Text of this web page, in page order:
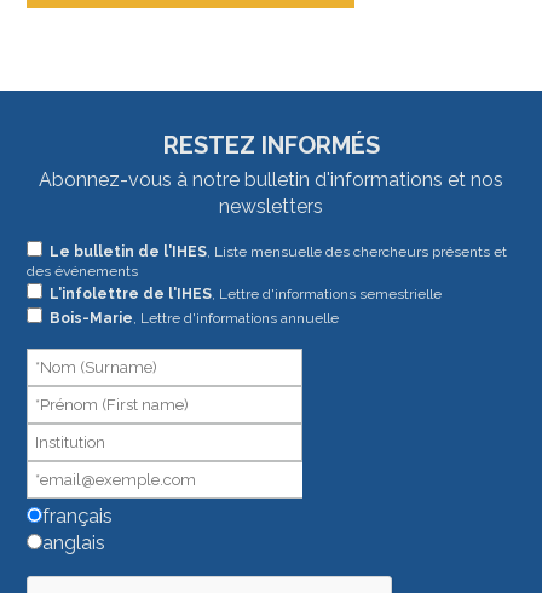
RESTEZ INFORMÉS
Abonnez-vous à notre bulletin d'informations et nos
newsletters
Le bulletin de l'IHES, Liste mensuelle des chercheurs présents et
des événements
L'infolettre de l'IHES, Lettre d'informations semestrielle
Bois-Marie , Lettre d'informations annuelle
français
anglais
Si
vous
êtes
humain,
ne
remplissez
pas
ce
champ.